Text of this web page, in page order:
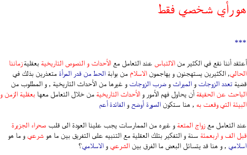
هو رأي شخصي فقط
***
أعتقد أننا نقع في الكثير من الالتباس عند التعامل مع الأحداث و النصوص التاريخية بعقليةزماننا
الحالي, الكثيرين يستهجنون و يهاجمون الاسلام من بوابة الحط من قدر المرأة متعذرين بذلك في
قضية تعدد الزوجات و الميراث و ضرب الزوجات و غيرها من الأحداث التاريخية , و المطلوب من
الباحث عن الحقيقة أن يحاول فهم الأمور و الأحداث التاريخية من خلال التعامل معها بعقلية الزمن و
البيئة التي وقعت به , هنا ستكون الصورة أوضح و الفائدة أعم
عند التعامل مع زواج المتعة و غيره من الممارسات يجب علينا العودة الى قلب صحراء الجزيرة
قبل الف و اربعمئة سنة و التفكير بتلك العقلية مع التنبيه على التفريق بين ما هو شرعي و ما هو
اسلامي , و هنا قد يتسائل البعض ما الفرق بين الشرعي و الاسلامي؟